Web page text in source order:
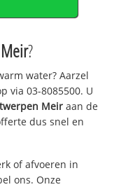
?
water? Aarzel
via 03-8085500. U
Meir aan de
dus snel en
of afvoeren in
ons. Onze